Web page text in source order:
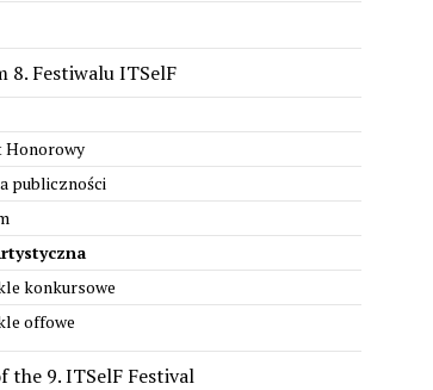
8. Festiwalu ITSelF
Honorowy
publiczności
konkursowe
offowe
the 9. ITSelF Festival